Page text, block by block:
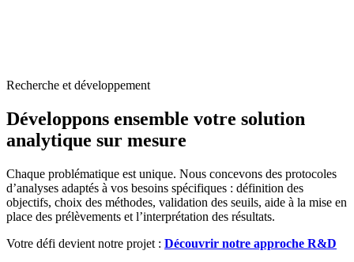
Recherche et développement
Développons ensemble votre solution
analytique sur mesure
Chaque problématique est unique. Nous concevons des protocoles
d’analyses adaptés à vos besoins spécifiques : définition des
objectifs, choix des méthodes, validation des seuils, aide à la mise en
place des prélèvements et l’interprétation des résultats.
Votre défi devient notre projet : Découvrir notre approche R&D